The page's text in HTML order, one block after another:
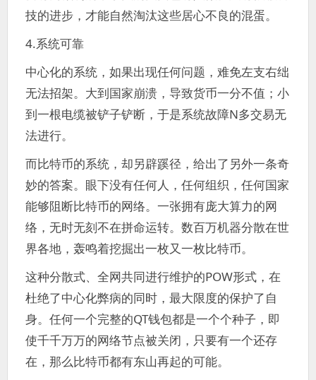
技的进步，才能自然淘汰这些居心不良的混蛋。
4.系统可靠
中心化的系统，如果出现任何问题，难免左支右绌
无法招架。大到国家崩溃，导致货币一分不值；小
到一根电缆被铲子铲断，于是系统故障N多交易无
法进行。
而比特币的系统，却另辟蹊径，给出了另外一条奇
妙的答案。眼下没有任何人，任何组织，任何国家
能够阻断比特币的网络。一张拥有庞大算力的网
络，无时无刻不在拼命运转。数百万机器分散在世
界各地，轰鸣着挖掘出一枚又一枚比特币。
这种分散式、全网共同进行维护的POW形式，在
杜绝了中心化弊病的同时，最大限度的保护了自
身。任何一个完整的QT钱包都是一个个种子，即
使千千万万的网络节点被关闭，只要有一个还存
在，那么比特币都有东山再起的可能。